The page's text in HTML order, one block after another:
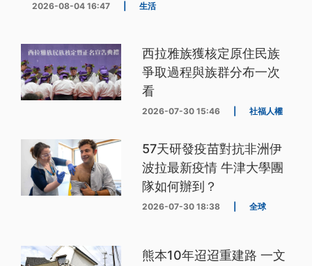
2026-08-04 16:47 生活
西拉雅族獲核定原住民族
爭取過程與族群分布一次
看
2026-07-30 15:46 社福人權
57天研發疫苗對抗非洲伊
波拉最新疫情 牛津大學團
隊如何辦到？
2026-07-30 18:38 全球
熊本10年迢迢重建路 一文